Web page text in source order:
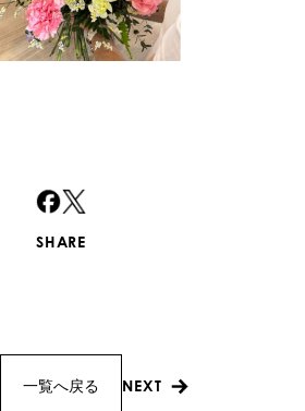
SHARE
一覧へ戻る NEXT